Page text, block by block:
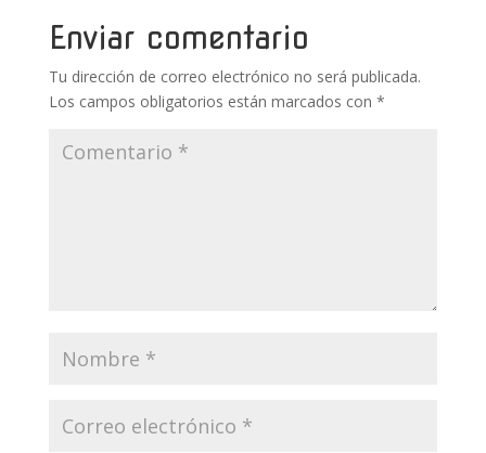
o
k p r
Enviar comentario
Tu dirección de correo electrónico no será publicada.
Los campos obligatorios están marcados con *